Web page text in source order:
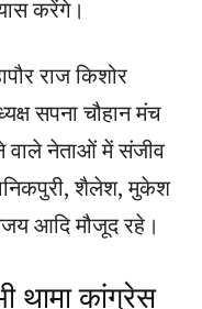
करेंगे।
राज किशोर
सपना चौहान मंच
वाले नेताओं में संजीव
शैलेश, मुकेश
आदि मौजूद रहे।
थामा कांग्रेस